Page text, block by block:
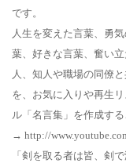
です。
人生を変えた言葉、勇
葉、好きな言葉、奮い
人、知人や職場の同僚
を、お気に入りや再生
ル「名言集」を作成する
→ http://
「剣を取る者は皆、剣で